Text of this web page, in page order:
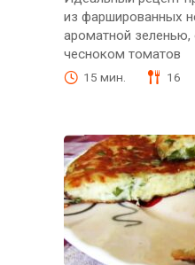
из фаршированных
ароматной
чесноком томатов
15 мин. 16